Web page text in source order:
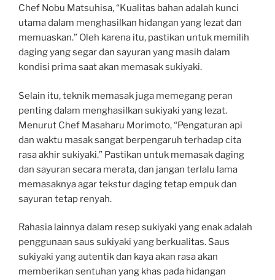
Chef Nobu Matsuhisa, “Kualitas bahan adalah kunci
utama dalam menghasilkan hidangan yang lezat dan
memuaskan.” Oleh karena itu, pastikan untuk memilih
daging yang segar dan sayuran yang masih dalam
kondisi prima saat akan memasak sukiyaki.
Selain itu, teknik memasak juga memegang peran
penting dalam menghasilkan sukiyaki yang lezat.
Menurut Chef Masaharu Morimoto, “Pengaturan api
dan waktu masak sangat berpengaruh terhadap cita
rasa akhir sukiyaki.” Pastikan untuk memasak daging
dan sayuran secara merata, dan jangan terlalu lama
memasaknya agar tekstur daging tetap empuk dan
sayuran tetap renyah.
Rahasia lainnya dalam resep sukiyaki yang enak adalah
penggunaan saus sukiyaki yang berkualitas. Saus
sukiyaki yang autentik dan kaya akan rasa akan
memberikan sentuhan yang khas pada hidangan